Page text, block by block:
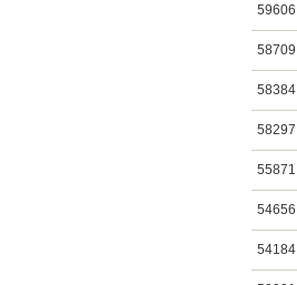
59606
58709
58384
58297
55871
54656
54184